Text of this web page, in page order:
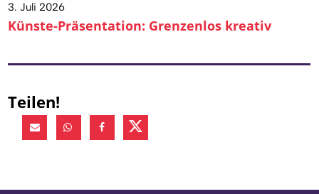
3. Juli 2026
Künste-Präsentation: Grenzenlos kreativ
Teilen!